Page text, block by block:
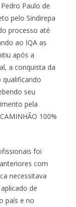
Paulo de
pelo Sindirepa
processo até
ao IQA as
após a
a conquista da
seu
pela
100%
foi
com
necessitava
de
país e no